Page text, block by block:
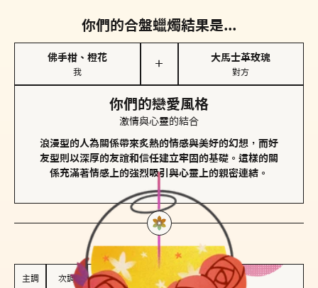
你們的合盤蠟燭結果是...
佛手柑、橙花
我
＋
大馬士革玫瑰
對方
你們的戀愛風格
激情與心靈的結合
浪漫型的人為關係帶來炙熱的情感與美好的幻想，而好
友型則以深厚的友誼和信任建立牢固的基礎。這樣的關
係充滿著情感上的強烈吸引與心靈上的親密連結。
對方的主調蠟燭是...
主調 次調